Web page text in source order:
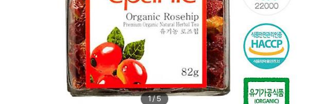
1/5